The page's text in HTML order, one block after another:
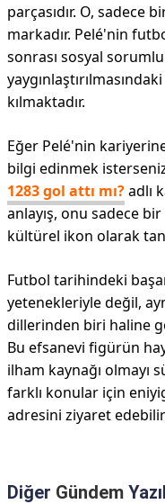
parçasıdır. O, sadece
markadır. Pelé'nin
sonrası sosyal
kılmaktadır.
Eğer Pelé'nin
bilgi edinmek
1283 gol attı mı?adlı
anlayış, onu sadece
kültürel ikon olarak
Futbol tarihindeki
yetenekleriyle değil,
dillerinden biri haline
Bu efsanevi figürün
ilham kaynağı olmayı
farklı konular için
adresini ziyaret
Diğer Gündem